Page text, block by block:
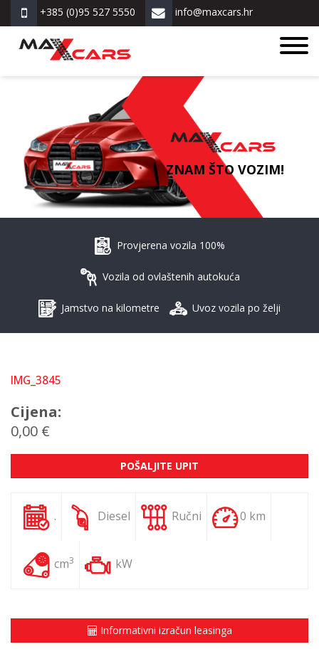
+385 (0)95 527 5550 info@maxcars.hr
ZNAM ŠTO VOZIM!
Provjerena vozila 100%
Vozila od ovlaštenih autokuća
Jamstvo na kilometre Uvoz vozila po želji
IMG_3845
Cijena:
0,00 €
POŠALJITE UPIT
. Diesel Ručni 0 km
cm3 kW
Informativni izračun leasinga